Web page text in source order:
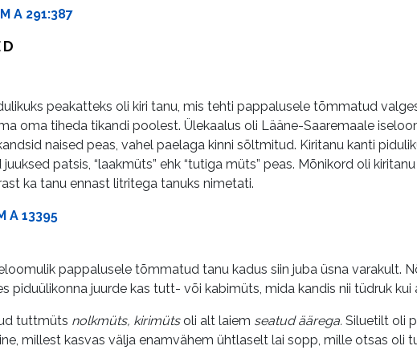
A 291:387
peakatteks oli kiri tanu, mis tehti pappalusele tõmmatud
oma tiheda tikandi poolest. Ülekaalus oli Lääne-Saaremaale
naised peas, vahel paelaga kinni sõltmitud. Kiritanu kanti
patsis, “laakmüts” ehk “tutiga müts” peas. Mõnikord oli
ka tanu ennast litritega tanuks nimetati.
A 13395
pappalusele tõmmatud tanu kadus siin juba üsna varakult.
piduülikonna juurde kas tutt- või kabimüts, mida kandis nii tüdruk kui
tuttmüts nolkmüts, kirimütsoli alt laiem seatud äärega.Siluetilt oli
millest kasvas välja enamvähem ühtlaselt lai sopp, mille otsas oli